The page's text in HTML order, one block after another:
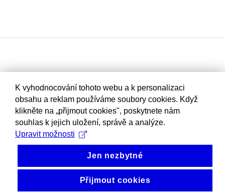
K vyhodnocování tohoto webu a k personalizaci
obsahu a reklam používáme soubory cookies. Když
klikněte na „přijmout cookies", poskytnete nám
souhlas k jejich uložení, správě a analýze.
Upravit možnosti
Jen nezbytné
Přijmout cookies